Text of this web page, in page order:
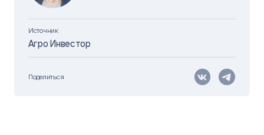
Источник
Агро Инвестор
Поделиться